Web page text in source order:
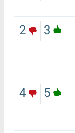
3
2
5
4